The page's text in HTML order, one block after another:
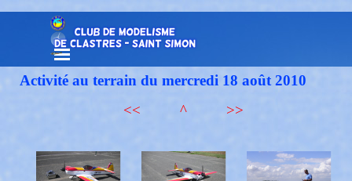
Sauter le menu
Activité au terrain du mercredi 18 août 2010
<<
^ >>